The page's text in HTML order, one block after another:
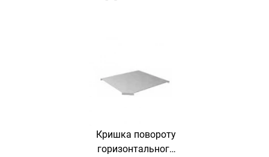
Кришка повороту
горизонтального